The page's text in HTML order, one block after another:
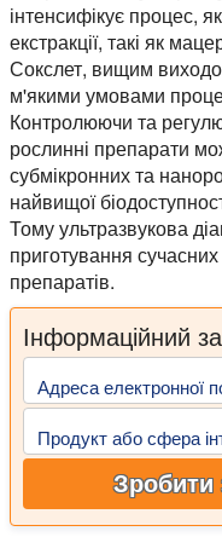
інтенсифікує процес,
екстракції, такі як
Сокслет, вищим
м'якими умовами
Контролюючи та
рослинні препарати
субмікронних та
найвищої
Тому ультразвукова
приготування
препаратів.
Інформаційний
Адреса електронної
Продукт або сфера
Зробити